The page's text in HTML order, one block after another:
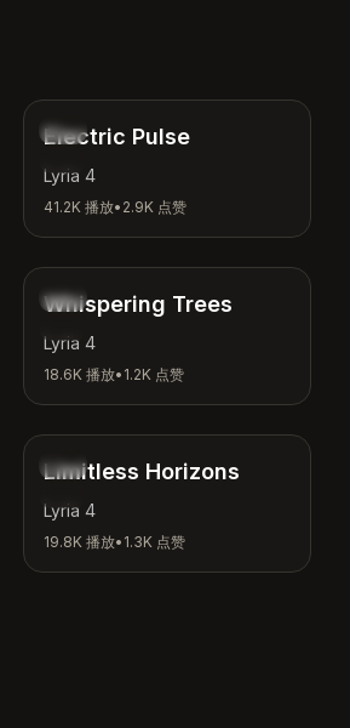
电子
Electric Pulse
Lyria 4
41.2K 播放• 2.9K 点赞
自然
2:26
Whispering Trees
Lyria 4
18.6K 播放• 1.2K 点赞
鼓舞
4:18
Limitless Horizons
Lyria 4
19.8K 播放• 1.3K 点赞